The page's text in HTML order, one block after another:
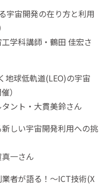
宇宙開発の在り方と利用
学科講師・鶴田 佳宏さ
地球低軌道(LEO)の宇宙
）
ント・大貫美鈴さん
しい宇宙開発利用への挑
一さん
者が語る！～ICT技術(X